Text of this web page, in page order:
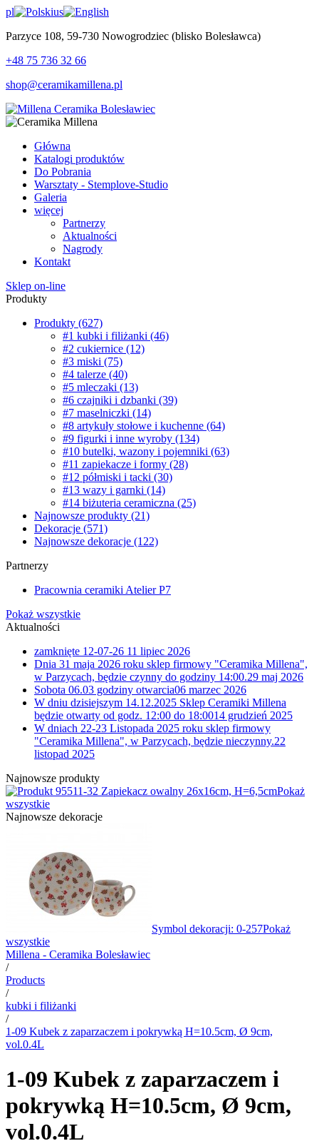
pl
us
Parzyce 108, 59-730 Nowogrodziec (blisko Bolesławca)
+48 75 736 32 66
shop@ceramikamillena.pl
Główna
Katalogi produktów
Do Pobrania
Warsztaty - Stemplove-Studio
Galeria
więcej
Partnerzy
Aktualności
Nagrody
Kontakt
Sklep on-line
Produkty
Produkty (627)
#1 kubki i filiżanki (46)
#2 cukiernice (12)
#3 miski (75)
#4 talerze (40)
#5 mleczaki (13)
#6 czajniki i dzbanki (39)
#7 maselniczki (14)
#8 artykuły stołowe i kuchenne (64)
#9 figurki i inne wyroby (134)
#10 butelki, wazony i pojemniki (63)
#11 zapiekacze i formy (28)
#12 półmiski i tacki (30)
#13 wazy i garnki (14)
#14 biżuteria ceramiczna (25)
Najnowsze produkty (21)
Dekoracje (571)
Najnowsze dekoracje (122)
Partnerzy
Pracownia ceramiki Atelier P7
Pokaż wszystkie
Aktualności
zamknięte 12-07-26 11 lipiec 2026
Dnia 31 maja 2026 roku sklep firmowy "Ceramika Millena",
w Parzycach, będzie czynny do godziny 14:00.29 maj 2026
Sobota 06.03 godziny otwarcia06 marzec 2026
W dniu dzisiejszym 14.12.2025 Sklep Ceramiki Millena
będzie otwarty od godz. 12:00 do 18:0014 grudzień 2025
W dniach 22-23 Listopada 2025 roku sklep firmowy
"Ceramika Millena", w Parzycach, będzie nieczynny.22
listopad 2025
Najnowsze produkty
11-32 Zapiekacz owalny 26x16cm, H=6,5cmPokaż
wszystkie
Najnowsze dekoracje
Symbol dekoracji: 0-257Pokaż
wszystkie
Millena - Ceramika Bolesławiec
/
Products
/
kubki i filiżanki
/
1-09 Kubek z zaparzaczem i pokrywką H=10.5cm, Ø 9cm,
vol.0.4L
1-09 Kubek z zaparzaczem i
pokrywką H=10.5cm, Ø 9cm,
vol.0.4L